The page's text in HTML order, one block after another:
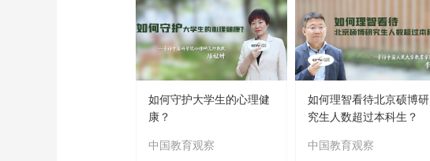
如何守护大学生的心理健
康？
中国教育观察
如何理智看待北京硕博研
究生人数超过本科生？
中国教育观察